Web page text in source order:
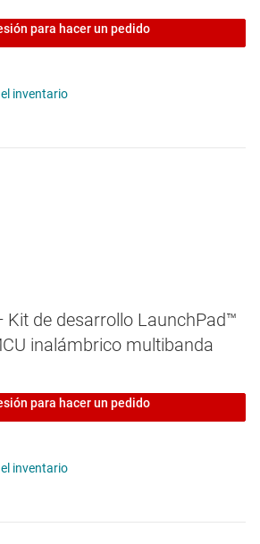
para hacer un pedido
inventario
Kit de desarrollo LaunchPad™
inalámbrico multibanda
para hacer un pedido
inventario